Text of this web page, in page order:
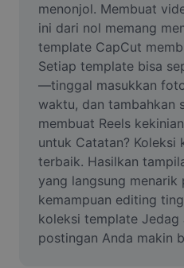
AI Inpainting
Face Cutout
Video
Hapus latar belakang
Tingkatkan kualitas
Editor Video
Pangkas Video
menonjol. Membuat
ini dari nol memang
template CapCut
Setiap template bisa
—tinggal masukkan
waktu, dan tambahkan
membuat Reels
untuk Catatan? Koleksi
terbaik. Hasilkan
yang langsung
kemampuan editing
koleksi template
postingan Anda makin